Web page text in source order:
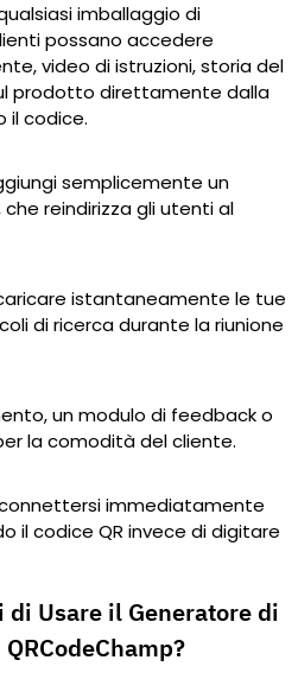
imballaggio di
possano accedere
video di istruzioni, storia del
prodotto direttamente dalla
il codice.
semplicemente un
reindirizza gli utenti al
istantaneamente le tue
di ricerca durante la riunione
un modulo di feedback o
la comodità del cliente.
immediatamente
il codice QR invece di digitare
di Usare il Generatore di